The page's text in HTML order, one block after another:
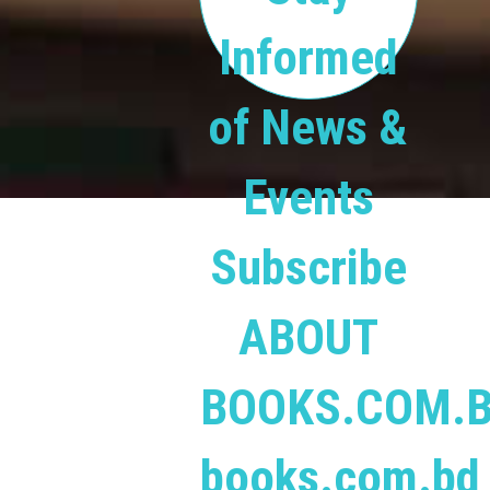
Informed
of News &
Events
Subscribe
ABOUT
books.com.bd